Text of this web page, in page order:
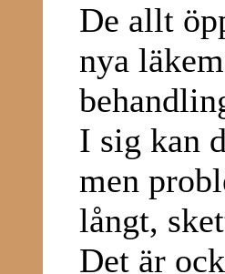
De allt
nya
I sig kan
men
långt,
Det är